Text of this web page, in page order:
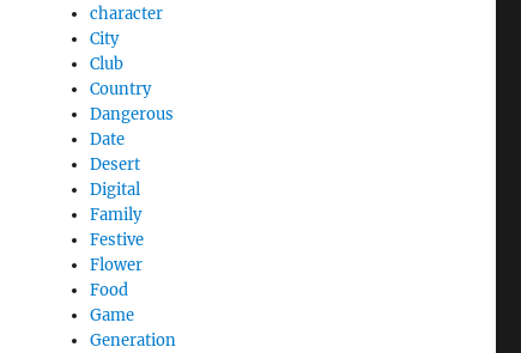
character
City
Club
Country
Dangerous
Date
Desert
Digital
Family
Festive
Flower
Food
Game
Generation